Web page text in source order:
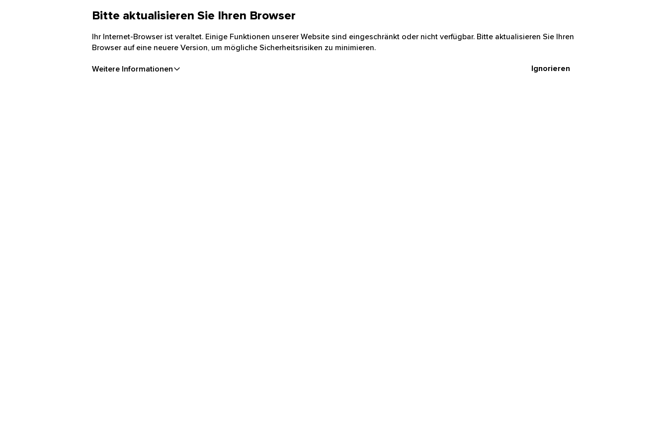
Bitte aktualisieren Sie Ihren Browser
Ihr Internet-Browser ist veraltet. Einige Funktionen unserer Website sind eingeschränkt oder nicht verfügbar. Bitte aktualisieren Sie Ihren
Browser auf eine neuere Version, um mögliche Sicherheitsrisiken zu minimieren.
Weitere Informationen Ignorieren